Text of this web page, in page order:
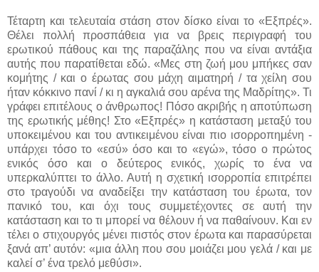
Τέταρτη και τελευταία στάση στον δίσκο είναι το «Εξπρές».
Θέλει πολλή προσπάθεια για να βρεις περιγραφή του
ερωτικού πάθους και της παραζάλης που να είναι αντάξια
αυτής που παρατίθεται εδώ. «Μες στη ζωή μου μπήκες σαν
κομήτης / και ο έρωτας σου μάχη αιματηρή / τα χείλη σου
ήταν κόκκινο πανί / κι η αγκαλιά σου αρένα της Μαδρίτης». Τι
γράφει επιτέλους ο άνθρωπος! Πόσο ακριβής η αποτύπωση
της ερωτικής μέθης! Στο «Εξπρές» η κατάσταση μεταξύ του
υποκειμένου και του αντικειμένου είναι πιο ισορροπημένη -
υπάρχει τόσο το «εσύ» όσο και το «εγώ», τόσο ο πρώτος
ενικός όσο και ο δεύτερος ενικός, χωρίς το ένα να
υπερκαλύπτει το άλλο. Αυτή η σχετική ισορροπία επιτρέπει
στο τραγούδι να αναδείξει την κατάσταση του έρωτα, τον
πανικό του, και όχι τους συμμετέχοντες σε αυτή την
κατάσταση και το τι μπορεί να θέλουν ή να παθαίνουν. Και εν
τέλει ο στιχουργός μένει πιστός στον έρωτα και παρασύρεται
ξανά απ’ αυτόν: «μια άλλη που σου μοιάζει μου γελά / και με
καλεί σ’ ένα τρελό μεθύσι».